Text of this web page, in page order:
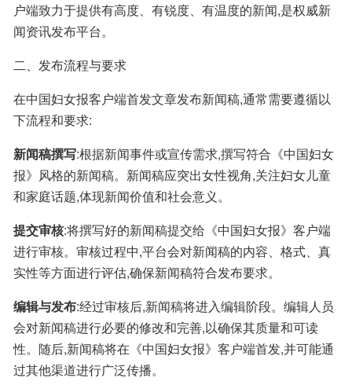
户端致力于提供有高度、有锐度、有温度的新闻,是权威新
闻资讯发布平台。
二、发布流程与要求
在中国妇女报客户端首发文章发布新闻稿,通常需要遵循以
下流程和要求:
新闻稿撰写:根据新闻事件或宣传需求,撰写符合《中国妇女
报》风格的新闻稿。新闻稿应突出女性视角,关注妇女儿童
和家庭话题,体现新闻价值和社会意义。
提交审核:将撰写好的新闻稿提交给《中国妇女报》客户端
进行审核。审核过程中,平台会对新闻稿的内容、格式、真
实性等方面进行评估,确保新闻稿符合发布要求。
编辑与发布:经过审核后,新闻稿将进入编辑阶段。编辑人员
会对新闻稿进行必要的修改和完善,以确保其质量和可读
性。随后,新闻稿将在《中国妇女报》客户端首发,并可能通
过其他渠道进行广泛传播。